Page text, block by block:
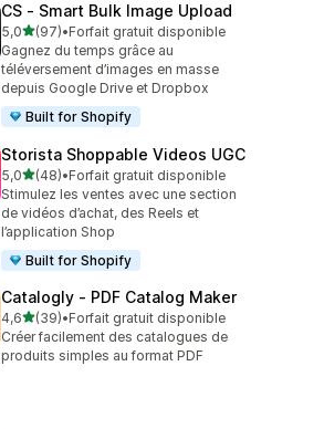
CS ‑ Smart Bulk Image Upload
5,0étoile(s) sur 5
(97)
97 avis au total
•Forfait gratuit disponible
Gagnez du temps grâce au
téléversement d’images en masse
depuis Google Drive et Dropbox
Built for Shopify
Storista Shoppable Videos UGC
5,0étoile(s) sur 5
(48)
48 avis au total
•Forfait gratuit disponible
Stimulez les ventes avec une section
de vidéos d’achat, des Reels et
l’application Shop
Built for Shopify
Catalogly ‑ PDF Catalog Maker
4,6étoile(s) sur 5
(39)
39 avis au total
•Forfait gratuit disponible
Créer facilement des catalogues de
produits simples au format PDF